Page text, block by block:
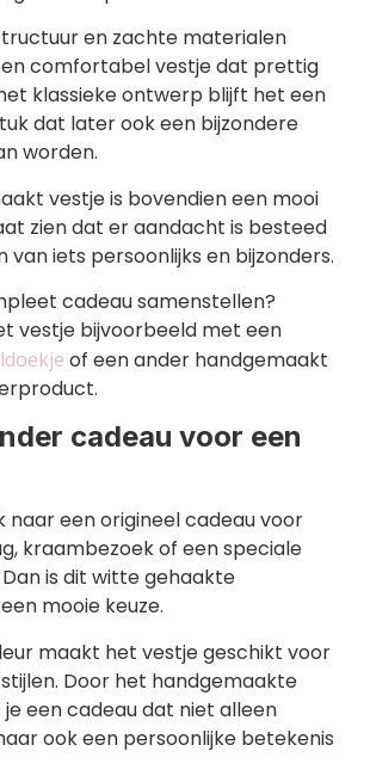
en zachte materialen
comfortabel vestje dat prettig
klassieke ontwerp blijft het een
dat later ook een bijzondere
worden.
vestje is bovendien een mooi
zien dat er aandacht is besteed
van iets persoonlijks en bijzonders.
cadeau samenstellen?
vestje bijvoorbeeld met een
of een ander handgemaakt
cadeau voor een
naar een origineel cadeau voor
kraambezoek of een speciale
is dit witte gehaakte
mooie keuze.
maakt het vestje geschikt voor
Door het handgemaakte
een cadeau dat niet alleen
ook een persoonlijke betekenis